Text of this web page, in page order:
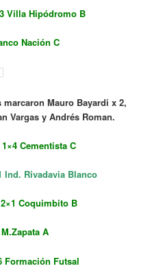
Villa Hipódromo B
Nación C
Mauro Bayardi x 2,
Vargas y Andrés Roman.
Cementista C
Ind. Rivadavia Blanco
Coquimbito B
A
Formación Futsal